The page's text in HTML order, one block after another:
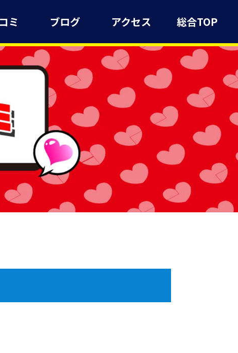
ミ ブログ アクセス 総合TOP